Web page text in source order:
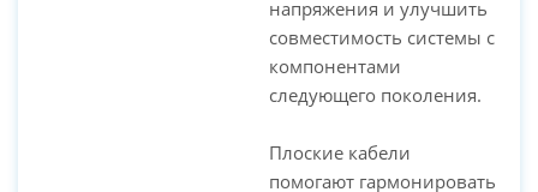
напряжения и улучшить
совместимость системы с
компонентами
следующего поколения.
Плоские кабели
помогают гармонировать